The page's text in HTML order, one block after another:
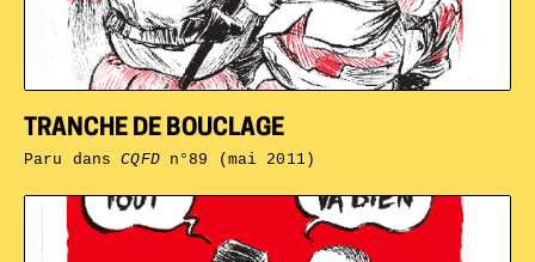
TRANCHE DE BOUCLAGE
Paru dansCQFDn°89 (mai 2011)